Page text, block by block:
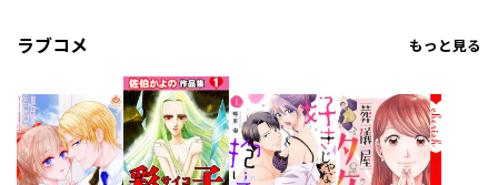
ラブコメ もっと見る